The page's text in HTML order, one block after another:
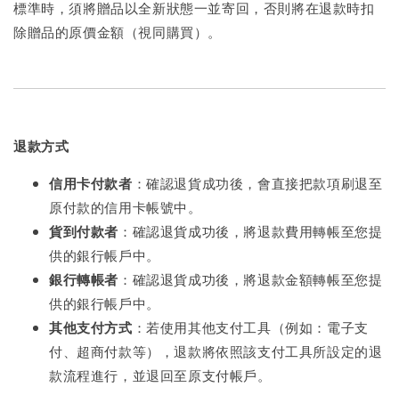
標準時，須將贈品以全新狀態一並寄回，否則將在退款時扣
除贈品的原價金額（視同購買）。
退款方式
信用卡付款者 ：確認退貨成功後，會直接把款項刷退至
原付款的信用卡帳號中。
貨到付款者 ：確認退貨成功後，將退款費用轉帳至您提
供的銀行帳戶中。
銀行轉帳者 ：確認退貨成功後，將退款金額轉帳至您提
供的銀行帳戶中。
其他支付方式 ：若使用其他支付工具（例如：電子支
付、超商付款等），退款將依照該支付工具所設定的退
款流程進行，並退回至原支付帳戶。